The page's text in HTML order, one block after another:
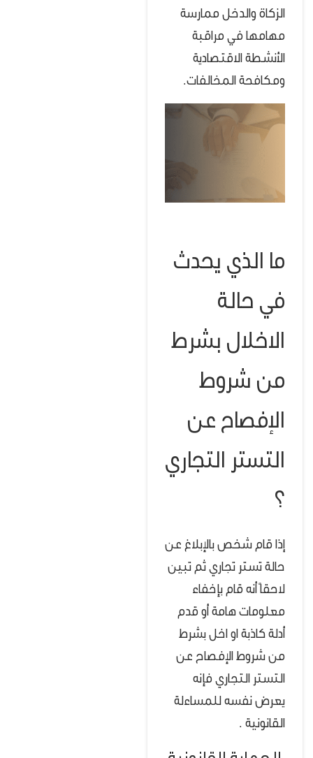
الزكاة والدخل ممارسة
مهامها في مراقبة
الأنشطة الاقتصادية
ومكافحة المخالفات.
ما الذي يحدث
في حالة
الاخلال بشرط
من شروط
الإفصاح عن
التستر التجاري
؟
إذا قام شخص بالإبلاغ عن
حالة تستر تجاري ثم تبين
لاحقاً أنه قام بإخفاء
معلومات هامة أو قدم
أدلة كاذبة او اخل بشرط
من شروط الإفصاح عن
التستر التجاري فإنه
يعرض نفسه للمساءلة
القانونية .